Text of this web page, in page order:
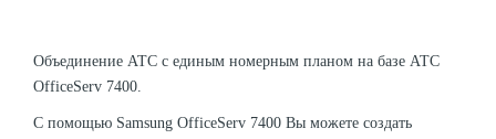
Объединение АТС с единым номерным планом на базе АТС
OfficeServ 7400.
С помощью Samsung OfficeServ 7400 Вы можете создать